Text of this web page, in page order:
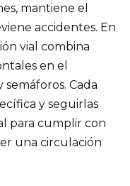
mantiene el
accidentes. En
vial combina
en el
Cada
y seguirlas
para cumplir con
una circulación